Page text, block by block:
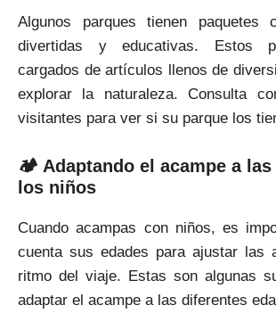
Algunos parques tienen paquetes
divertidas y educativas. Estos
cargados de artículos llenos de
explorar la naturaleza. Consulta
visitantes para ver si su parque los
🏕 Adaptando el acampe a las
los niños
Cuando acampas con niños, es
cuenta sus edades para ajustar las
ritmo del viaje. Estas son algunas
adaptar el acampe a las diferentes